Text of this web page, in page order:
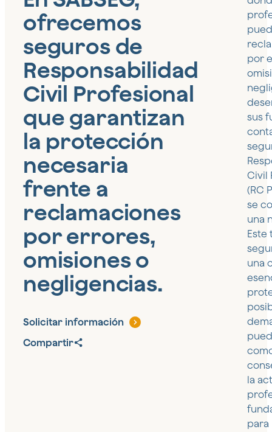
ofrecemos
seguros de
Responsabilidad
Civil Profesional
que garantizan
la protección
necesaria
frente a
reclamaciones
por errores,
omisiones o
negligencias.
Solicitar información
Compartir
por
sus
Civil
(RC
se
una
Este
una
la
para